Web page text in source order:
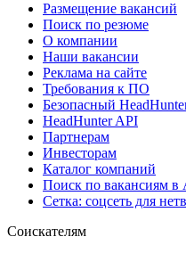
Размещение вакансий
Поиск по резюме
О компании
Наши вакансии
Реклама на сайте
Требования к ПО
Безопасный
HeadHunter API
Партнерам
Инвесторам
Каталог компаний
Поиск по вакансиям в
Сетка: соцсеть для
Соискателям